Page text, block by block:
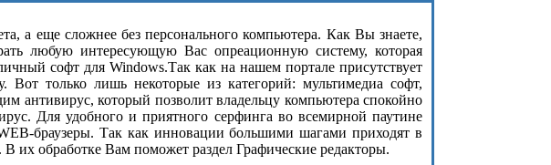
а еще сложнее без персонального компьютера. Как Вы знаете,
любую интересующую Вас опреационную систему, которая
софт для Windows.Так как на нашем портале присутствует
Вот только лишь некоторые из категорий: мультимедиа софт,
антивирус, который позволит владельцу компьютера спокойно
Для удобного и приятного серфинга во всемирной паутине
браузеры. Так как инновации большими шагами приходят в
их обработке Вам поможет раздел Графические редакторы.